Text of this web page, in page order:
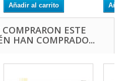
Añadir al carrito
ESTE
HAN COMPRADO...